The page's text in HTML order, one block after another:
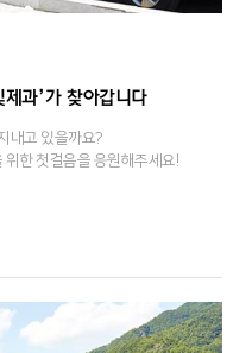
과’가 찾아갑니다
내고 있을까요?
한 첫걸음을 응원해주세요!